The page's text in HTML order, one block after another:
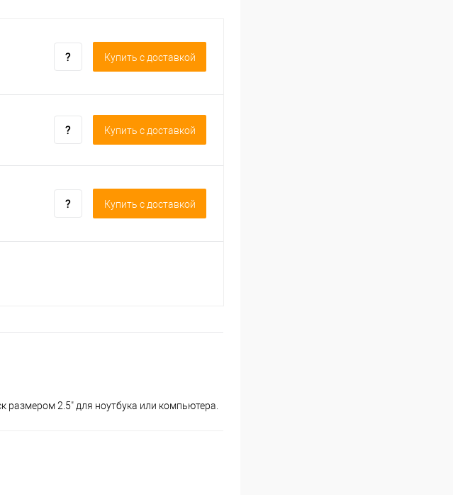
Купить c доставкой
Купить c доставкой
Купить c доставкой
размером 2.5" для ноутбука или компьютера.